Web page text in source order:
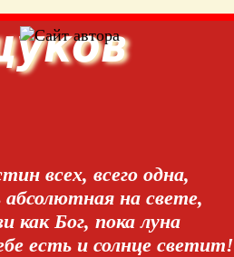
всех, всего одна,
на свете,
как Бог, пока луна
есть и солнце светит!